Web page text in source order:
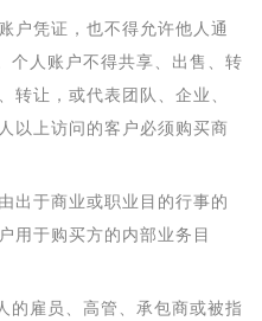
户凭证，也不得允许他人通
人账户不得共享、出售、转
转让，或代表团队、企业、
以上访问的客户必须购买商
出于商业或职业目的行事的
用于购买方的内部业务目
的雇员、高管、承包商或被指